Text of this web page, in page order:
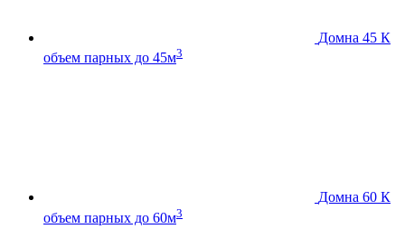
Домна 45 К
объем парных до 45м3
Домна 60 К
объем парных до 60м3